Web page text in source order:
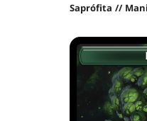
Saprófita //